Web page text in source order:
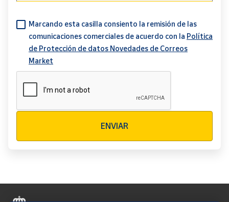
Marcando esta casilla consiento la remisión de las
comunicaciones comerciales de acuerdo con la Política
de Protección de datos Novedades de Correos
Market
ENVIAR